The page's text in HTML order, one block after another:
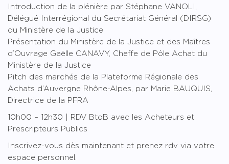
Introduction de la plénière par Stéphane VANOLI,
Délégué Interrégional du Secrétariat Général (DIRSG)
du Ministère de la Justice
Présentation du Ministère de la Justice et des Maîtres
d’Ouvrage Gaëlle CANAVY, Cheffe de Pôle Achat du
Ministère de la Justice
Pitch des marchés de la Plateforme Régionale des
Achats d’Auvergne Rhône-Alpes, par Marie BAUQUIS,
Directrice de la PFRA
10h00 – 12h30 | RDV BtoB avec les Acheteurs et
Prescripteurs Publics
Inscrivez-vous dès maintenant et prenez rdv via votre
espace personnel.